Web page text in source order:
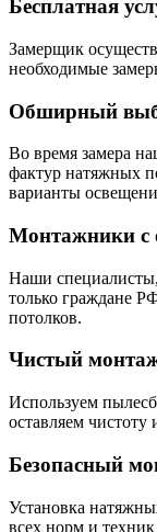
Бесплатная
Замерщик
необходимые
Обширный
Во время замера
фактур натяжных
варианты
Монтажники с
Наши
только граждане
потолков.
Чистый
Используем
оставляем чистоту
Безопасный
Установка
всех норм и техник